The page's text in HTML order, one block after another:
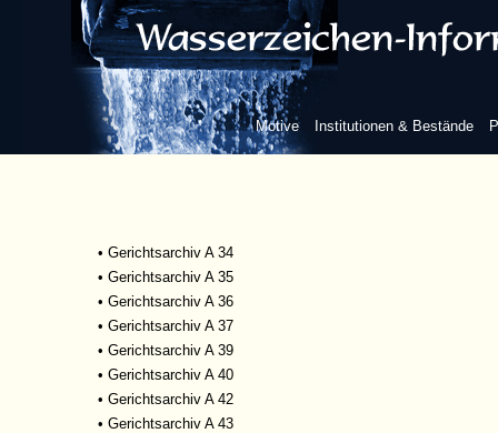
Motive Institutionen & Bestände
• Gerichtsarchiv A 24
•Gerichtsarchiv A 25
•Gerichtsarchiv A 26
•Gerichtsarchiv A 27
•Gerichtsarchiv A 28
•Gerichtsarchiv A 29
•Gerichtsarchiv A 30
• Gerichtsarchiv A 34
• Gerichtsarchiv A 35
• Gerichtsarchiv A 36
• Gerichtsarchiv A 37
• Gerichtsarchiv A 39
• Gerichtsarchiv A 40
• Gerichtsarchiv A 42
• Gerichtsarchiv A 43